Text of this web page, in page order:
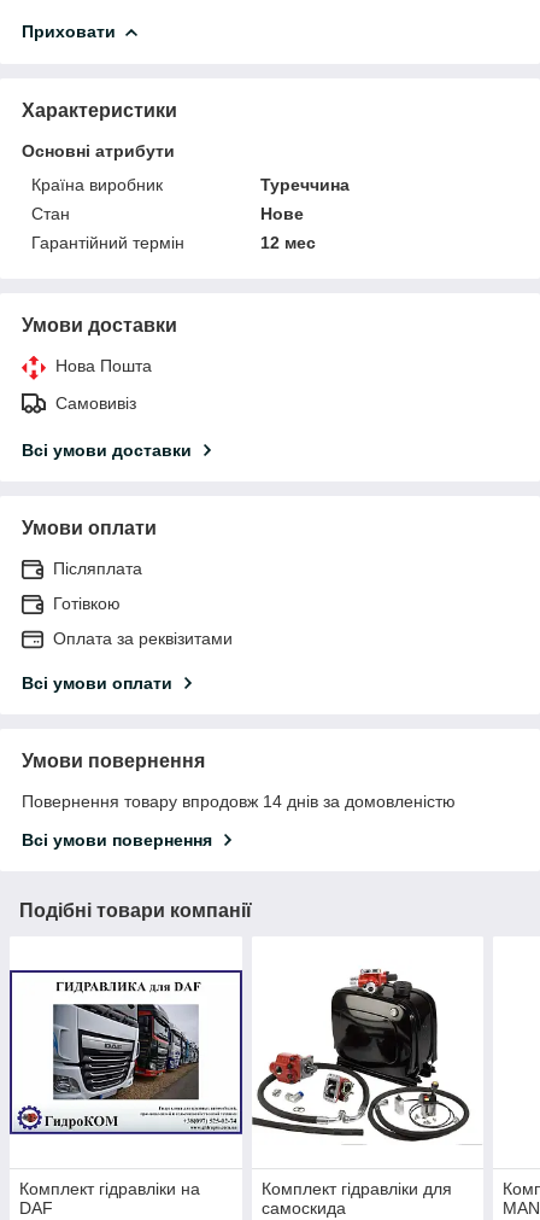
Приховати
Характеристики
Основні атрибути
Країна виробник
Туреччина
Стан
Нове
Гарантійний термін
12 мес
Умови доставки
Нова Пошта
Самовивіз
Всі умови доставки
Умови оплати
Післяплата
Готівкою
Оплата за реквізитами
Всі умови оплати
Умови повернення
Повернення товару впродовж 14 днів за домовленістю
Всі умови повернення
Подібні товари компанії
Комплект гідравліки на
DAF
Комплект гідравліки для
самоскида
MAN